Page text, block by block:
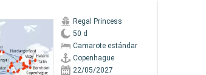
Regal Princess
50 d
Camarote estándar
Copenhague
22/05/2027